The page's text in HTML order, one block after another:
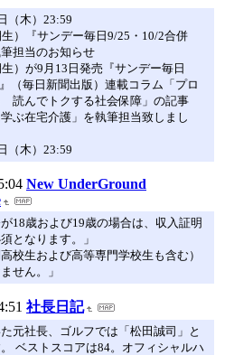
（木）23:59
）『サンデー毎日9/25・10/2合併
担当のお知らせ
）が9月13日発売『サンデー毎日
（毎日新聞出版）連載コラム「プロ
読んでトクする社会保障」の記事
学ぶ在宅介護」を執筆担当致しまし
（木）23:59
New UnderGround
が18歳および19歳の場合は、収入証明
となります。」
校生および高等専門学校生も含む）
せん。」
社長日記
元社長、ゴルフでは「松田誠司」と
ベストスコアは84。オフィシャルハ